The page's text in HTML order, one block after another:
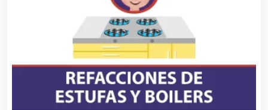
Cajas de Ahorro
Cámaras de Comercio